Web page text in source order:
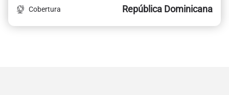
Cobertura República Dominicana